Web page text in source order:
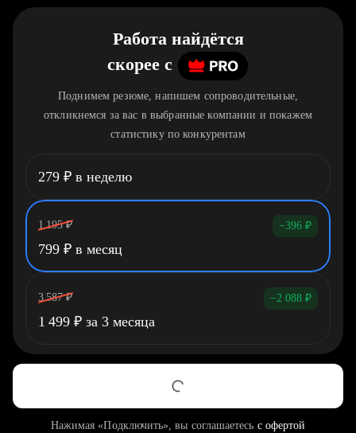
Работа найдётся
скорее c
Поднимем резюме, напишем сопроводительные,
откликнемся за вас в выбранные компании и покажем
статистику по конкурентам
279 ₽ в неделю
1 195 ₽ −396 ₽
799 ₽ в месяц
3 587 ₽ −2 088 ₽
1 499 ₽ за 3 месяца
Нажимая «Подключить», вы соглашаетесь с офертой